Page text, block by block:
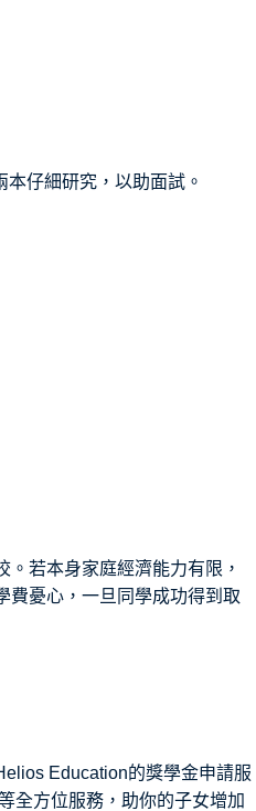
仔細研究，以助面試。
若本身家庭經濟能力有限，
費憂心，一旦同學成功得到取
Education的獎學金申請服
全方位服務，助你的子女增加